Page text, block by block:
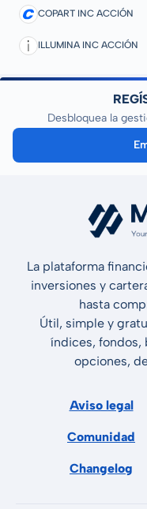
COPART INC ACCIÓN
ILLUMINA INC ACCIÓN
Desbloquea la
La plataforma
inversiones y
hasta
Útil, simple y
índices, fondos,
opciones,
Aviso legal
Comunidad
Changelog